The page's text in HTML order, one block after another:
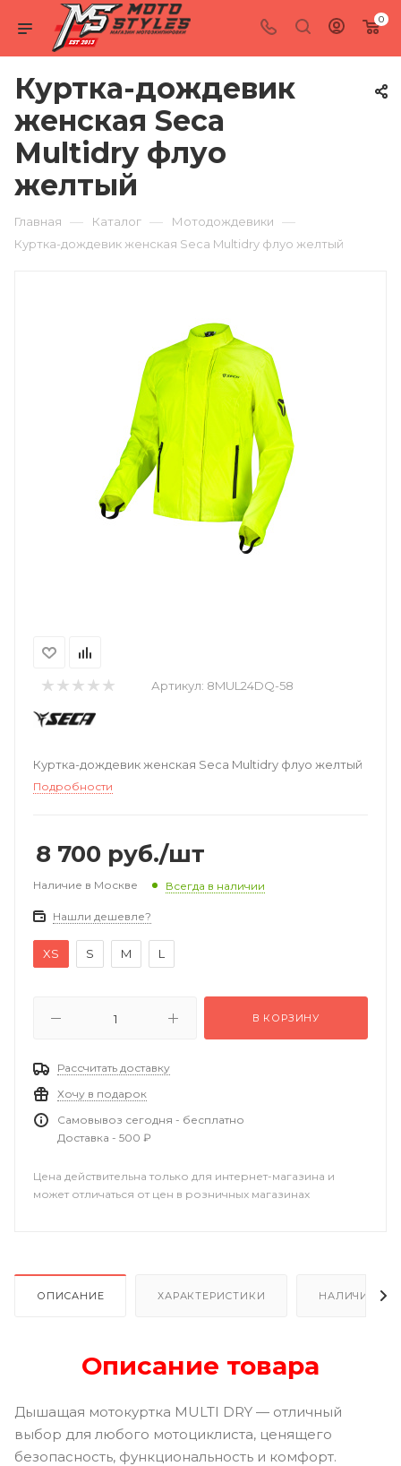
0
Куртка-дождевик
женская Seca
Multidry флуо
желтый
Главная — Каталог — Мотодождевики —
Куртка-дождевик женская Seca Multidry флуо желтый
Артикул: 8MUL24DQ-58
Куртка-дождевик женская Seca Multidry флуо желтый
Подробности
8 700 руб./шт
Наличие в Москве Всегда в наличии
Нашли дешевле?
XS S M L
В КОРЗИНУ
Рассчитать доставку
Хочу в подарок
Самовывоз сегодня - бесплатно
Доставка - 500 ₽
Цена действительна только для интернет-магазина и
может отличаться от цен в розничных магазинах
ОПИСАНИЕ ХАРАКТЕРИСТИКИ НАЛИЧИЕ
Описание товара
Дышащая мотокуртка MULTI DRY — отличный
выбор для любого мотоциклиста, ценящего
безопасность, функциональность и комфорт.